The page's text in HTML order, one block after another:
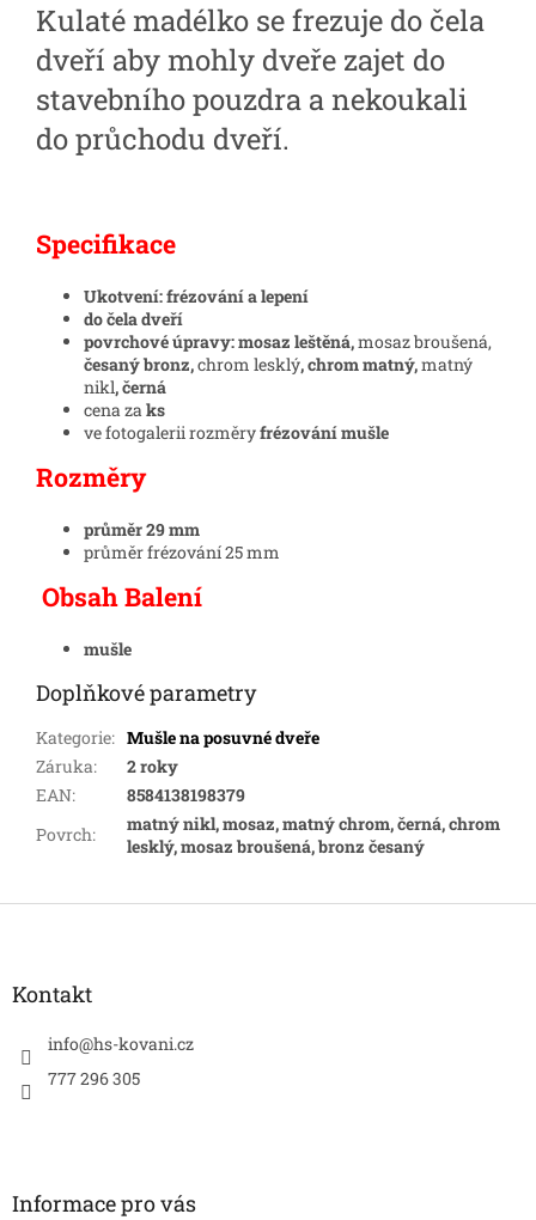
Kulaté madélko se frezuje do čela
dveří aby mohly dveře zajet do
stavebního pouzdra a nekoukali
do průchodu dveří.
Specifikace
Ukotvení: frézování a lepení
do čela dveří
povrchové úpravy: mosaz leštěná,mosaz broušená,
česaný bronz,chrom lesklý, chrom matný,matný
nikl, černá
cena zaks
ve fotogalerii rozměryfrézování mušle
Rozměry
průměr 29 mm
průměr frézování 25 mm
Obsah Balení
mušle
Doplňkové parametry
Kategorie: Mušle na posuvné dveře
Záruka:
2 roky
EAN:
8584138198379
Povrch:
matný nikl, mosaz, matný chrom, černá, chrom
lesklý, mosaz broušená, bronz česaný
Kontakt
info@hs-kovani.cz
777 296 305
Informace pro vás